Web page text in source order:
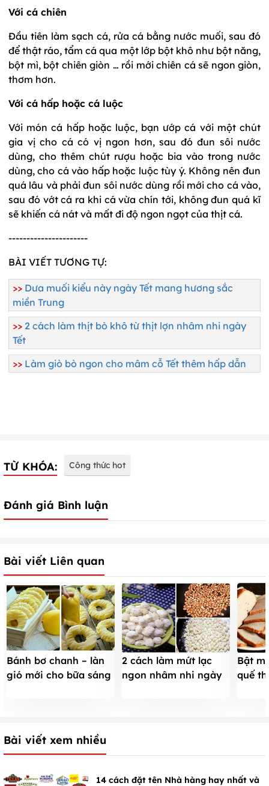
Với cá chiên
Đầu tiên làm sạch cá, rửa cá bằng nước muối, sau đó
để thật ráo, tẩm cá qua một lớp bột khô như bột năng,
bột mì, bột chiên giòn … rồi mới chiên cá sẽ ngon giòn,
thơm hơn.
Với cá hấp hoặc cá luộc
Với món cá hấp hoặc luộc, bạn ướp cá với một chút
gia vị cho cá có vị ngon hơn, sau đó đun sôi nước
dùng, cho thêm chút rượu hoặc bia vào trong nước
dùng, cho cá vào hấp hoặc luộc tùy ý. Không nên đun
quá lâu và phải đun sôi nước dùng rồi mới cho cá vào,
sau đó vớt cá ra khi cá vừa chín tới, không đun quá kĩ
sẽ khiến cá nát và mất đi độ ngon ngọt của thịt cá.
----------------------
BÀI VIẾT TƯƠNG TỰ:
>> Dưa muối kiểu này ngày Tết mang hương sắc
miền Trung
>> 2 cách làm thịt bò khô từ thịt lợn nhâm nhi ngày
Tết
>> Làm giò bò ngon cho mâm cỗ Tết thêm hấp dẫn
TỪ KHÓA: Công thức hot
Đánh giá Bình luận
Bài viết Liên quan
Bánh bơ chanh – làn
gió mới cho bữa sáng
2 cách làm mứt lạc
ngon nhâm nhi ngày
Bật
quế
Bài viết xem nhiều
14 cách đặt tên Nhà hàng hay nhất và